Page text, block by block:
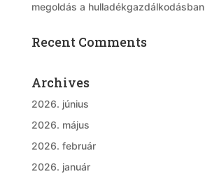
megoldás a hulladékgazdálkodásban
Recent Comments
Archives
2026. június
2026. május
2026. február
2026. január